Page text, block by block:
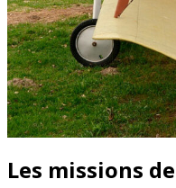
Les missions